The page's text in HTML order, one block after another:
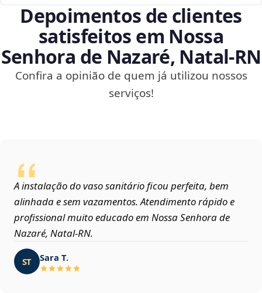
Depoimentos de clientes
satisfeitos em Nossa
Senhora de Nazaré, Natal‑RN
Confira a opinião de quem já utilizou nossos
serviços!
A instalação do vaso sanitário ficou perfeita, bem
alinhada e sem vazamentos. Atendimento rápido e
profissional muito educado em Nossa Senhora de
Nazaré, Natal‑RN.
ST Sara T.